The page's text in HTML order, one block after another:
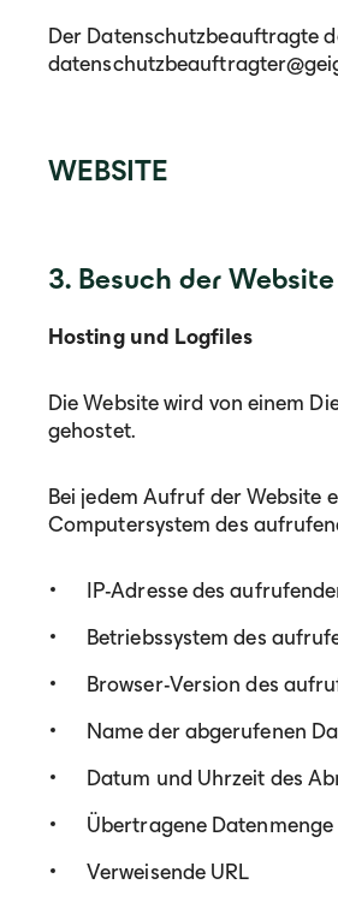
Der Datenschutzbeauftragte
WEBSITE
3. Besuch der Website
Hosting und Logfiles
Die Website wird von einem
gehostet.
Bei jedem Aufruf der Website
Computersystem des
IP-Adresse des
Betriebssystem des
Browser-Version des
Name der abgerufenen
Datum und Uhrzeit des
Übertragene Datenmenge
Verweisende URL